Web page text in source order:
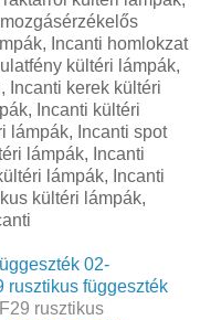
02-
rusztikus függeszték
rusztikus